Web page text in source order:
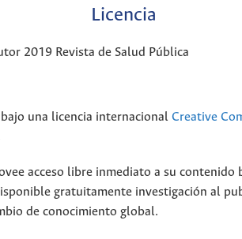
Licencia
2019 Revista de Salud Pública
una licencia internacional Creative
acceso libre inmediato a su contenido
gratuitamente investigación al
de conocimiento global.